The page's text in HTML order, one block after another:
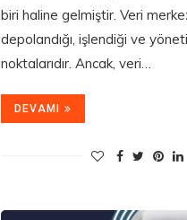
biri haline gelmiştir. Veri
depolandığı, işlendiği ve
noktalarıdır. Ancak, veri…
DEVAMI